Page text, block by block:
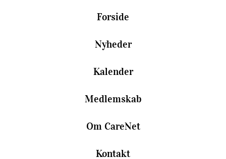
Forside
Nyheder
Kalender
Medlemskab
Om CareNet
Kontakt